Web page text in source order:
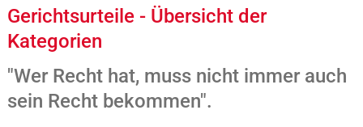
Gerichtsurteile - Übersicht der
Kategorien
"Wer Recht hat, muss nicht immer auch
sein Recht bekommen".